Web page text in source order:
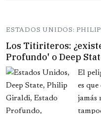
ESTADOS UNIDOS:
Los Titiriteros:
Profundo' o Deep
El
es
jamás